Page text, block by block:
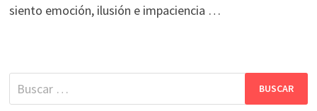
siento emoción, ilusión e impaciencia …
Buscar: